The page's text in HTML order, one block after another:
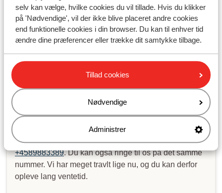
selv kan vælge, hvilke cookies du vil tillade. Hvis du klikker
på 'Nødvendige', vil der ikke blive placeret andre cookies
end funktionelle cookies i din browser. Du kan til enhver tid
ændre dine præferencer eller trække dit samtykke tilbage.
Tillad cookies
Nødvendige
Administrer
Sky Express - Kan jeg reservere et sæde på flyet?
Ryanair - Kan jeg reservere et sæde på flyet?
Har du fundet svaret?
Skriv til os på WhatsApp!
Send os en besked på WhatsApp til telefonnummer
+4589883389. Du kan også ringe til os på det samme
nummer. Vi har meget travlt lige nu, og du kan derfor
opleve lang ventetid.